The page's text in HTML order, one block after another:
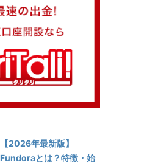
【2026年最新版】
Fundoraとは？特徴・始